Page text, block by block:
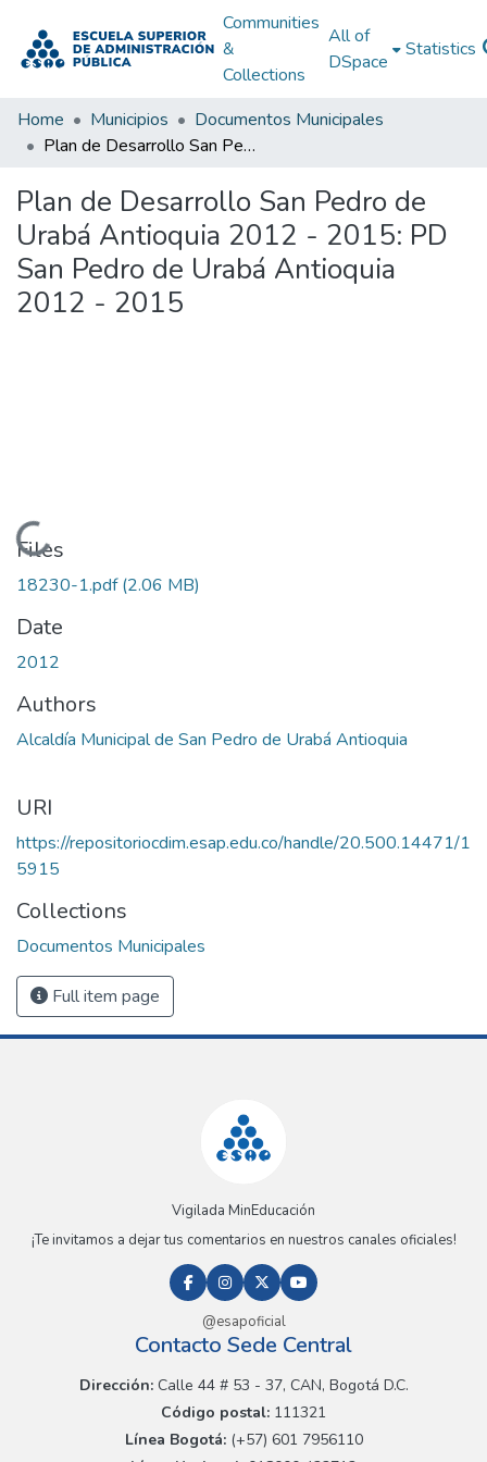
Communities
&
Collections
All of
DSpace
Statistics
Home Municipios
Documentos Municipales
Plan de Desarrollo San Pedro de Urabá Antioquia 2012 - 2015: PD San Pedro de Urabá Antioquia 2012 - 2015
Plan de Desarrollo San Pedro de
Urabá Antioquia 2012 - 2015: PD
San Pedro de Urabá Antioquia
2012 - 2015
Loading...
Files
18230-1.pdf(2.06 MB)
Date
2012
Authors
Alcaldía Municipal de San Pedro de Urabá Antioquia
URI
https://repositoriocdim.esap.edu.co/handle/20.500.14471/1
5915
Collections
Documentos Municipales
Full item page
Vigilada MinEducación
¡Te invitamos a dejar tus comentarios en nuestros canales oficiales!
@esapoficial
Contacto Sede Central
Dirección:Calle 44 # 53 - 37, CAN, Bogotá D.C.
Código postal: 111321
Línea Bogotá:(+57) 601 7956110